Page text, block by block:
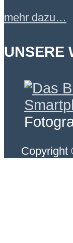
mehr dazu…
UNSERE
Copyright